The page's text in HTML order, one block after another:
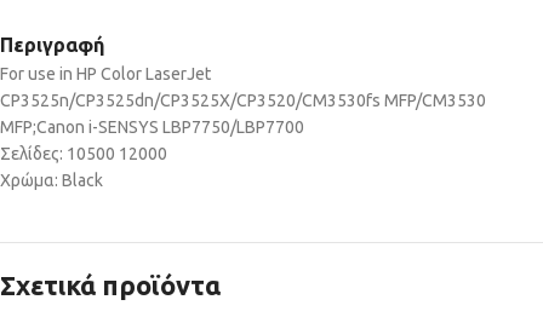
Περιγραφή
For use in HP Color LaserJet
CP3525n/CP3525dn/CP3525X/CP3520/CM3530fs MFP/CM3530
MFP;Canon i-SENSYS LBP7750/LBP7700
Σελίδες: 10500 12000
Χρώμα: Black
Σχετικά προϊόντα